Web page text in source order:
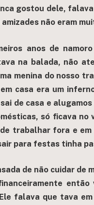
gostou dele,
amizades não eram
anos de
na balada, não
menina do nosso
casa era um
de casa e
só ficava no
trabalhar fora e
para festas tinha
de não cuidar de
então
falava que tava